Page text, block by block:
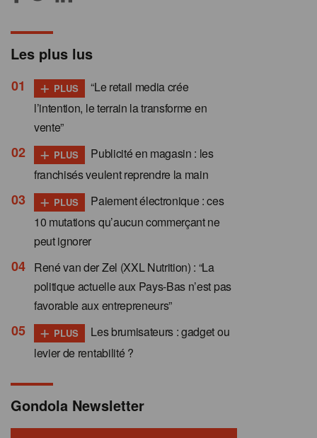
Les plus lus
+ PLUS
“Le retail media crée
l’intention, le terrain la transforme en
vente”
+ PLUS
Publicité en magasin : les
franchisés veulent reprendre la main
+ PLUS
Paiement électronique : ces
10 mutations qu’aucun commerçant ne
peut ignorer
René van der Zel (XXL Nutrition) : “La
politique actuelle aux Pays-Bas n’est pas
favorable aux entrepreneurs”
+ PLUS
Les brumisateurs : gadget ou
levier de rentabilité ?
Gondola Newsletter